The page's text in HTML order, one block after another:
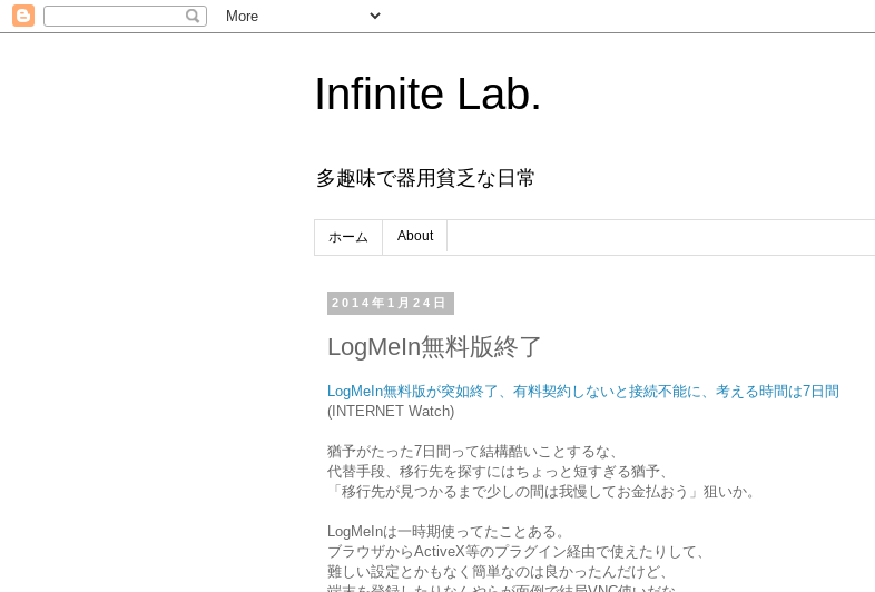
Infinite Lab.
多趣味で器用貧乏な日常
ホーム About
2014年1月24日
LogMeIn無料版終了
LogMeIn無料版が突如終了、有料契約しないと接続不能に、考える時間は7日間
(INTERNET Watch)
猶予がたった7日間って結構酷いことするな、
代替手段、移行先を探すにはちょっと短すぎる猶予、
「移行先が見つかるまで少しの間は我慢してお金払おう」狙いか。
LogMeInは一時期使ってたことある。
ブラウザからActiveX等のプラグイン経由で使えたりして、
難しい設定とかもなく簡単なのは良かったんだけど、